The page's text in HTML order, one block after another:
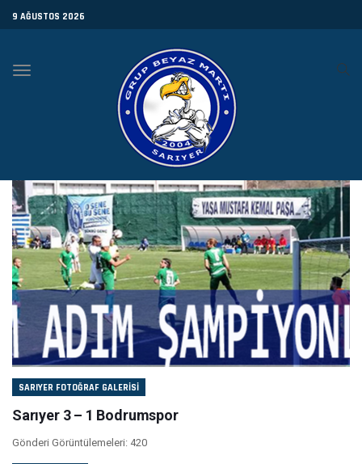
9 AĞUSTOS 2026
Toggle
SARIYER FOTOĞRAF GALERISI
Sarıyer 3 – 1 Bodrumspor
Gönderi Görüntülemeleri: 420